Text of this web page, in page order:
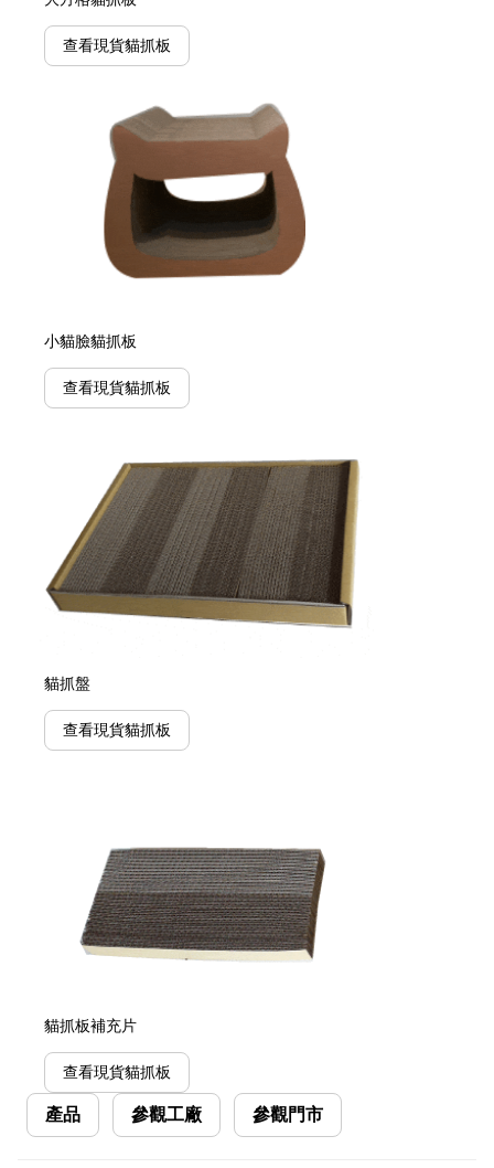
查看現貨貓抓板
小貓臉貓抓板
查看現貨貓抓板
貓抓盤
查看現貨貓抓板
貓抓板補充片
查看現貨貓抓板
產品 參觀工廠 參觀門市